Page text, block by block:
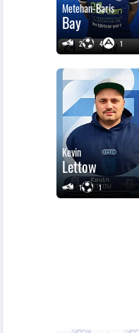
Metehan-Baris
Bay
2 4 1
Kevin
Lettow
1 1